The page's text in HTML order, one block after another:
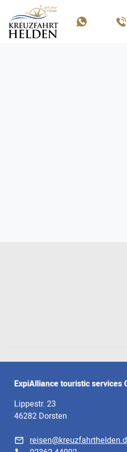
ExpiAlliance touristic services
Lippestr. 23
46282 Dorsten